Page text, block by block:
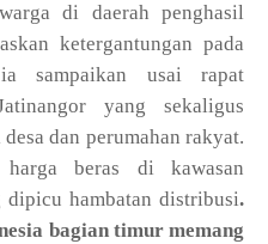
di daerah penghasil
ketergantungan pada
sampaikan usai rapat
yang sekaligus
dan perumahan rakyat.
beras di kawasan
hambatan distribusi.
bagian timur memang